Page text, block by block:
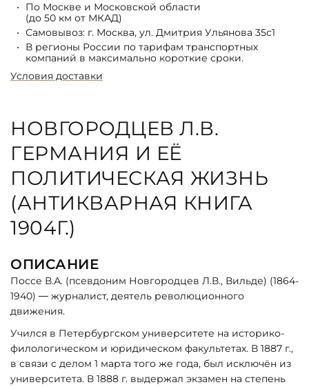
По Москве и Московской области
(до 50 км от МКАД)
Самовывоз: г. Москва, ул. Дмитрия Ульянова 35с1
В регионы России по тарифам транспортных
компаний в максимально короткие сроки.
Условия доставки
НОВГОРОДЦЕВ Л.В.
ГЕРМАНИЯ И ЕЁ
ПОЛИТИЧЕСКАЯ ЖИЗНЬ
(АНТИКВАРНАЯ КНИГА
1904Г.)
ОПИСАНИЕ
Поссе В.А. (псевдоним Новгородцев Л.В., Вильде) (1864-
1940) — журналист, деятель революционного
движения.
Учился в Петербургском университете на историко-
филологическом и юридическом факультетах. В 1887 г.,
в связи с делом 1 марта того же года, был исключён из
университета. В 1888 г. выдержал экзамен на степень